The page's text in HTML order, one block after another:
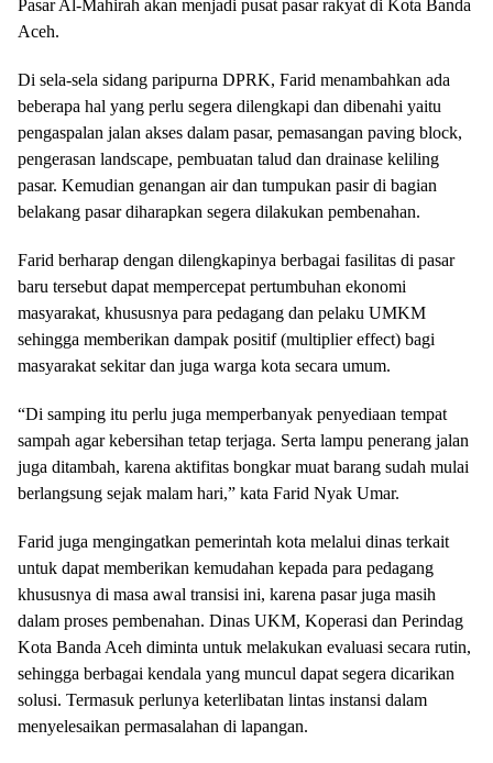
Pasar Al-Mahirah akan menjadi pusat pasar rakyat di Kota Banda
Aceh.
Di sela-sela sidang paripurna DPRK, Farid menambahkan ada
beberapa hal yang perlu segera dilengkapi dan dibenahi yaitu
pengaspalan jalan akses dalam pasar, pemasangan paving block,
pengerasan landscape, pembuatan talud dan drainase keliling
pasar. Kemudian genangan air dan tumpukan pasir di bagian
belakang pasar diharapkan segera dilakukan pembenahan.
Farid berharap dengan dilengkapinya berbagai fasilitas di pasar
baru tersebut dapat mempercepat pertumbuhan ekonomi
masyarakat, khususnya para pedagang dan pelaku UMKM
sehingga memberikan dampak positif (multiplier effect) bagi
masyarakat sekitar dan juga warga kota secara umum.
“Di samping itu perlu juga memperbanyak penyediaan tempat
sampah agar kebersihan tetap terjaga. Serta lampu penerang jalan
juga ditambah, karena aktifitas bongkar muat barang sudah mulai
berlangsung sejak malam hari,” kata Farid Nyak Umar.
Farid juga mengingatkan pemerintah kota melalui dinas terkait
untuk dapat memberikan kemudahan kepada para pedagang
khususnya di masa awal transisi ini, karena pasar juga masih
dalam proses pembenahan. Dinas UKM, Koperasi dan Perindag
Kota Banda Aceh diminta untuk melakukan evaluasi secara rutin,
sehingga berbagai kendala yang muncul dapat segera dicarikan
solusi. Termasuk perlunya keterlibatan lintas instansi dalam
menyelesaikan permasalahan di lapangan.